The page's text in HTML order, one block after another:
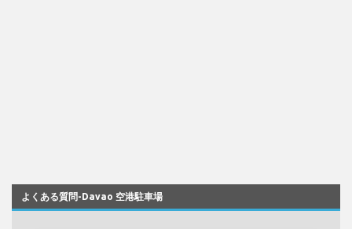
よくある質問-Davao 空港駐車場